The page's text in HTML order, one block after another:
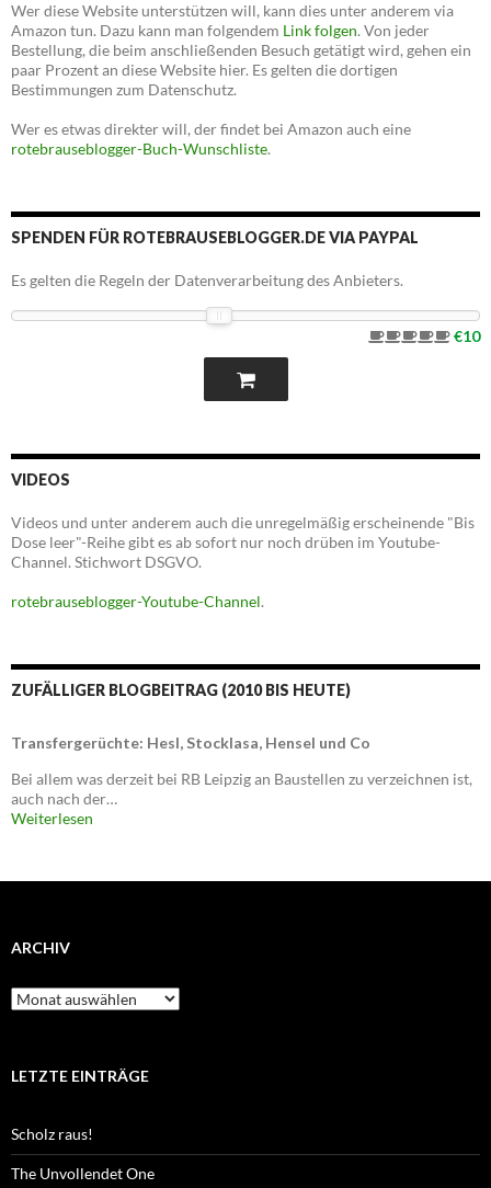
Wer diese Website unterstützen will, kann dies unter anderem via
Amazon tun. Dazu kann man folgendem Link folgen. Von jeder
Bestellung, die beim anschließenden Besuch getätigt wird, gehen ein
paar Prozent an diese Website hier. Es gelten die dortigen
Bestimmungen zum Datenschutz.
Wer es etwas direkter will, der findet bei Amazon auch eine
rotebrauseblogger-Buch-Wunschliste.
SPENDEN FÜR ROTEBRAUSEBLOGGER.DE VIA PAYPAL
Es gelten die Regeln der Datenverarbeitung des Anbieters.
€10
VIDEOS
Videos und unter anderem auch die unregelmäßig erscheinende "Bis
Dose leer"-Reihe gibt es ab sofort nur noch drüben im Youtube-
Channel. Stichwort DSGVO.
rotebrauseblogger-Youtube-Channel.
ZUFÄLLIGER BLOGBEITRAG (2010 BIS HEUTE)
Transfergerüchte: Hesl, Stocklasa, Hensel und Co
Bei allem was derzeit bei RB Leipzig an Baustellen zu verzeichnen ist,
auch nach der…
Weiterlesen
ARCHIV
Archiv
LETZTE EINTRÄGE
Scholz raus!
The Unvollendet One